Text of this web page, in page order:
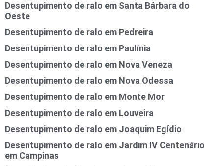
Desentupimento de ralo em Santa Bárbara do
Oeste
Desentupimento de ralo em Pedreira
Desentupimento de ralo em Paulínia
Desentupimento de ralo em Nova Veneza
Desentupimento de ralo em Nova Odessa
Desentupimento de ralo em Monte Mor
Desentupimento de ralo em Louveira
Desentupimento de ralo em Joaquim Egídio
Desentupimento de ralo em Jardim IV Centenário
em Campinas